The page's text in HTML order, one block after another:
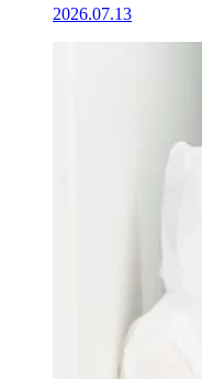
2026.07.13